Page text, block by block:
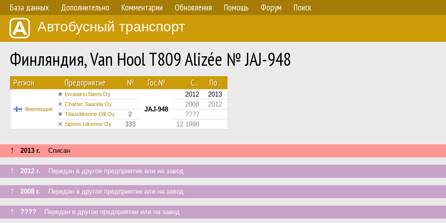
База данных Дополнительно Комментарии Обновления Помощь Форум Поиск
Автобусный транспорт
Финляндия, Van Hool T809 Alizée № JAJ-948
Регион Предприятие № Гос.№ С... По...
Финляндия
Invataksi Niemi Oy
JAJ-948
2012 2013
Charter Saarela Oy 2008 2012
Tilausliikenne Olli Oy 2 ????
Sipoon Liikenne Oy 333 12.1990
↑ 2013 г. Списан
↑ 2012 г. Передан в другое предприятие или на завод
↑ 2008 г. Передан в другое предприятие или на завод
↑ ???? Передан в другое предприятие или на завод